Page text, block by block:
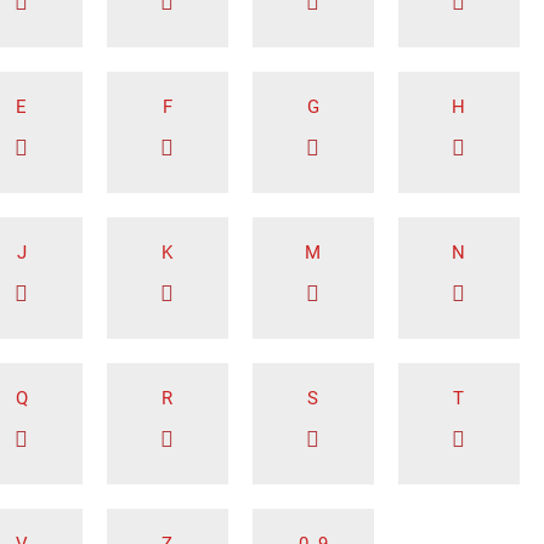
E F G H
J K M N
Q R S T